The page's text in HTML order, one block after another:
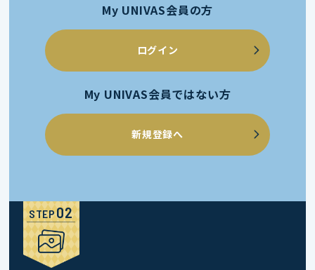
My UNIVAS会員の方
ログイン
My UNIVAS会員ではない方
新規登録へ
STEP